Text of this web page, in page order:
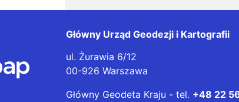
Główny Urząd Geodezji i Kartografii
ul. Żurawia 6/12
00-926 Warszawa
Główny Geodeta Kraju - tel. +48 22